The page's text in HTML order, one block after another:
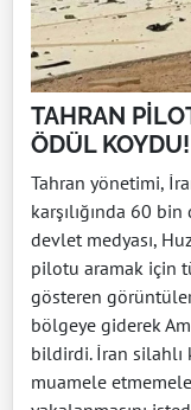
TAHRAN
ÖDÜL KOYDU!
Tahran yönetimi,
karşılığında 60
devlet medyası,
pilotu aramak için
gösteren görüntüler
bölgeye giderek
bildirdi. İran
muamele